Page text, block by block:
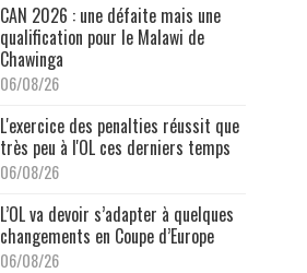
CAN 2026 : une défaite mais une
qualification pour le Malawi de
Chawinga
06/08/26
L'exercice des penalties réussit que
très peu à l'OL ces derniers temps
06/08/26
L’OL va devoir s’adapter à quelques
changements en Coupe d’Europe
06/08/26